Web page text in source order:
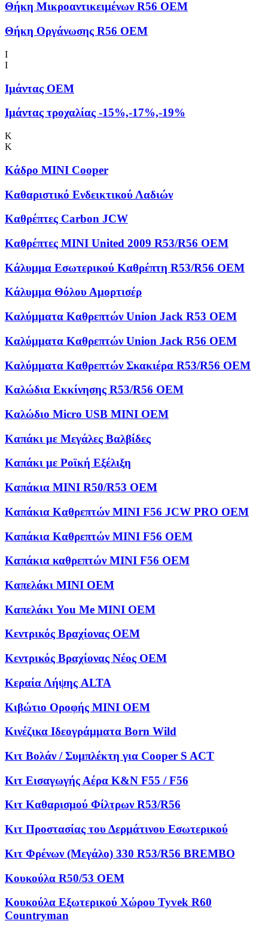
Θήκη Μικροαντικειμένων R56 OEM
Θήκη Οργάνωσης R56 OEM
Ι
Ι
Ιμάντας OEM
Ιμάντας τροχαλίας -15%,-17%,-19%
Κ
Κ
Κάδρο MINI Cooper
Καθαριστικό Ενδεικτικού Λαδιών
Καθρέπτες Carbon JCW
Καθρέπτες MINI United 2009 R53/R56 OEM
Κάλυμμα Εσωτερικού Καθρέπτη R53/R56 OEM
Κάλυμμα Θόλου Αμορτισέρ
Καλύμματα Kαθρεπτών Union Jack R53 OEM
Καλύμματα Καθρεπτών Union Jack R56 OEM
Καλύμματα Καθρεπτών Σκακιέρα R53/R56 OEM
Καλώδια Εκκίνησης R53/R56 OEM
Καλώδιο Micro USB MINI OEM
Καπάκι με Μεγάλες Βαλβίδες
Καπάκι με Ροϊκή Εξέλιξη
Καπάκια MINI R50/R53 OEM
Καπάκια Καθρεπτών MINI F56 JCW PRO OEM
Καπάκια Καθρεπτών MINI F56 OEM
Καπάκια καθρεπτών MINI F56 OEM
Καπελάκι MINI OEM
Καπελάκι You Me MINI OEM
Κεντρικός Βραχίονας OEM
Κεντρικός Βραχίονας Νέος OEM
Κεραία Λήψης ALTA
Κιβώτιο Οροφής MINI OEM
Κινέζικα Ιδεογράμματα Born Wild
Κιτ Βολάν / Συμπλέκτη για Cooper S ACT
Κιτ Εισαγωγής Αέρα K&N F55 / F56
Κιτ Καθαρισμού Φίλτρων R53/R56
Κιτ Προστασίας του Δερμάτινου Εσωτερικού
Κιτ Φρένων (Μεγάλο) 330 R53/R56 BREMBO
Κουκούλα R50/53 OEM
Κουκούλα Εξωτερικού Χώρου Tyvek R60
Countryman